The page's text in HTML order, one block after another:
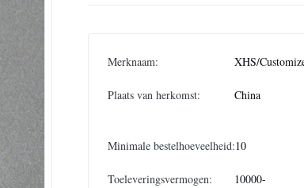
Merknaam: XHS/
Plaats van herkomst: China
Minimale bestelhoeveelheid:10
Toeleveringsvermogen:
10000-